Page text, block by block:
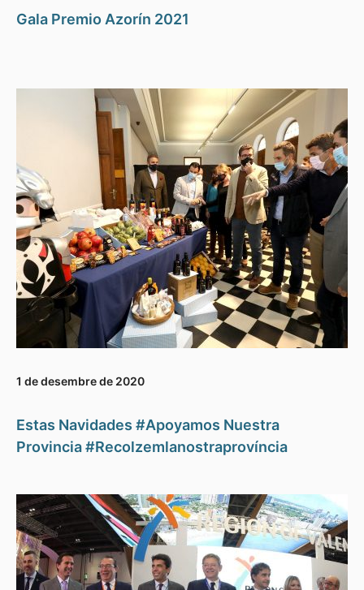
Gala Premio Azorín 2021
1 de desembre de 2020
Estas Navidades #Apoyamos Nuestra
Provincia #Recolzemlanostraprovíncia